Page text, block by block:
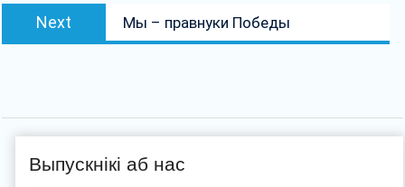
Next
post:
Мы – правнуки Победы
Выпускнікі аб нас